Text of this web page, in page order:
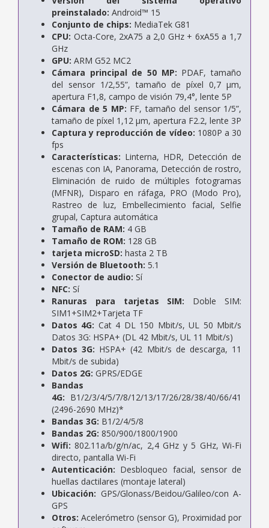
preinstalado: Android™ 15
Conjunto de chips: MediaTek G81
CPU: Octa-Core, 2xA75 a 2,0 GHz + 6xA55 a 1,7
GHz
GPU: ARM G52 MC2
Cámara principal de 50 MP: PDAF, tamaño
del sensor 1/2,55”, tamaño de píxel 0,7 μm,
apertura F1,8, campo de visión 79,4°, lente 5P
Cámara de 5 MP: FF, tamaño del sensor 1/5”,
tamaño de píxel 1,12 μm, apertura F2.2, lente 3P
Captura y reproducción de vídeo: 1080P a 30
fps
Características: Linterna, HDR, Detección de
escenas con IA, Panorama, Detección de rostro,
Eliminación de ruido de múltiples fotogramas
(MFNR), Disparo en ráfaga, PRO (Modo Pro),
Rastreo de luz, Embellecimiento facial, Selfie
grupal, Captura automática
Tamaño de RAM: 4 GB
Tamaño de ROM: 128 GB
tarjeta microSD: hasta 2 TB
Versión de Bluetooth: 5.1
Conector de audio: Sí
NFC: Sí
Ranuras para tarjetas SIM: Doble SIM:
SIM1+SIM2+Tarjeta TF
Datos 4G: Cat 4 DL 150 Mbit/s, UL 50 Mbit/s
Datos 3G: HSPA+ (DL 42 Mbit/s, UL 11 Mbit/s)
Datos 3G: HSPA+ (42 Mbit/s de descarga, 11
Mbit/s de subida)
Datos 2G: GPRS/EDGE
Bandas
4G: B1/2/3/4/5/7/8/12/13/17/26/28/38/40/66/41
(2496-2690 MHz)*
Bandas 3G: B1/2/4/5/8
Bandas 2G: 850/900/1800/1900
Wifi:802.11a/b/g/n/ac, 2,4 GHz y 5 GHz, Wi-Fi
directo, pantalla Wi-Fi
Autenticación: Desbloqueo facial, sensor de
huellas dactilares (montaje lateral)
Ubicación: GPS/Glonass/Beidou/Galileo/con A-
GPS
Otros: Acelerómetro (sensor G), Proximidad por